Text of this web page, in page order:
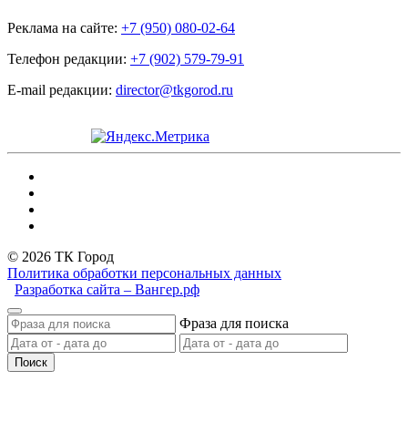
Реклама на сайте: +7 (950) 080-02-64
Телефон редакции: +7 (902) 579-79-91
E-mail редакции: director@tkgorod.ru
© 2026 ТК Город
Политика обработки персональных данных
Разработка сайта – Вангер.рф
Фраза для поиска
Поиск